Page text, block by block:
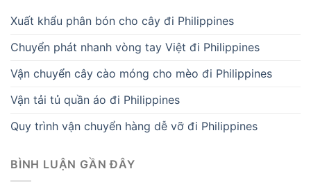
Xuất khẩu phân bón cho cây đi Philippines
Chuyển phát nhanh vòng tay Việt đi Philippines
Vận chuyển cây cào móng cho mèo đi Philippines
Vận tải tủ quần áo đi Philippines
Quy trình vận chuyển hàng dễ vỡ đi Philippines
BÌNH LUẬN GẦN ĐÂY